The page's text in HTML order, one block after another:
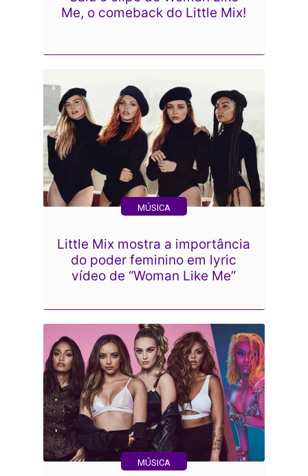
Me, o comeback do Little Mix!
MÚSICA
Little Mix mostra a importância
do poder feminino em lyric
vídeo de “Woman Like Me”
MÚSICA